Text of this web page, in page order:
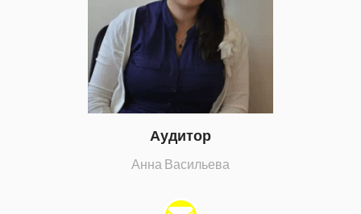
Аудитор
Анна Васильева